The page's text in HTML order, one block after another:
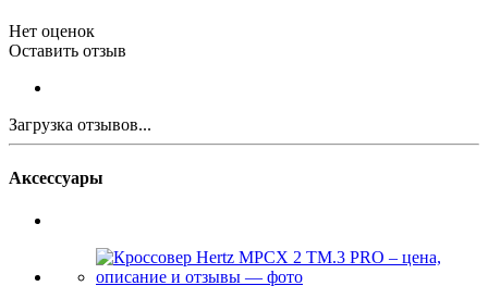
Нет оценок
Оставить отзыв
Загрузка отзывов...
Аксессуары